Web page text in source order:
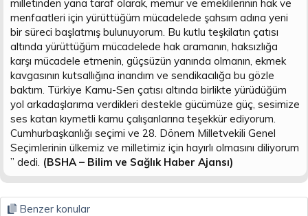
milletinden yana taraf olarak, memur ve emeklilerinin hak ve
menfaatleri için yürüttüğüm mücadelede şahsım adına yeni
bir süreci başlatmış bulunuyorum. Bu kutlu teşkilatın çatısı
altında yürüttüğüm mücadelede hak aramanın, haksızlığa
karşı mücadele etmenin, güçsüzün yanında olmanın, ekmek
kavgasının kutsallığına inandım ve sendikacılığa bu gözle
baktım. Türkiye Kamu-Sen çatısı altında birlikte yürüdüğüm
yol arkadaşlarıma verdikleri destekle gücümüze güç, sesimize
ses katan kıymetli kamu çalışanlarına teşekkür ediyorum.
Cumhurbaşkanlığı seçimi ve 28. Dönem Milletvekili Genel
Seçimlerinin ülkemiz ve milletimiz için hayırlı olmasını diliyorum
” dedi. (BSHA – Bilim ve Sağlık Haber Ajansı)
Benzer konular